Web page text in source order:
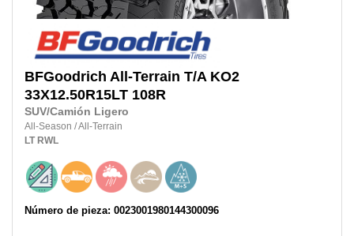
BFGoodrich All-Terrain T/A KO2
33X12.50R15LT 108R
SUV/Camión Ligero
All-Season /All-Terrain
LT RWL
Número de pieza: 0023001980144300096